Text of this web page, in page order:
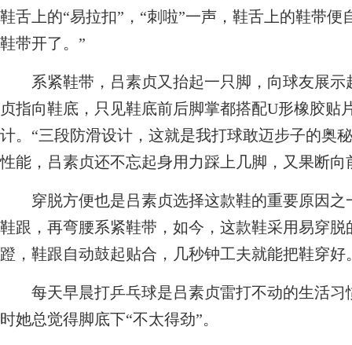
鞋舌上的“易拉扣”，“刺啦”一声，鞋舌上的鞋带
鞋带开了。”
系紧鞋带，吕素贞又抬起一只脚，向球友展示
贞指向鞋底，只见鞋底前后脚掌都搭配U形橡胶贴
计。“三段防滑设计，这就是我打球敢迈步子的奥
性能，吕素贞还不忘起身用力踩上几脚，又果断向
穿脱方便也是吕素贞选择这款鞋的重要原因之
鞋跟，再弯腰系紧鞋带，如今，这款鞋采用易穿
蹬，鞋跟自动鼓起贴合，几秒钟工夫就能把鞋穿好
每天早晨打乒乓球是吕素贞雷打不动的生活习
时她总觉得脚底下“不太得劲”。